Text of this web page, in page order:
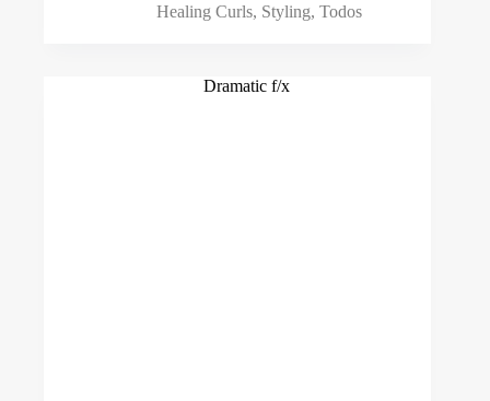
Healing Curls, Styling,Todos